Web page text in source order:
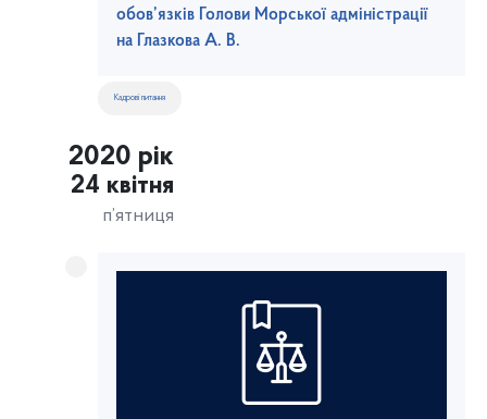
обов’язків Голови Морської адміністрації
на Глазкова А. В.
Кадрові питання
2020 рік
24 квітня
п’ятниця